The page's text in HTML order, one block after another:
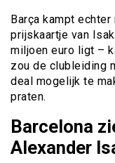
Barça kampt
prijskaartje van
miljoen euro ligt –
zou de clubleiding
deal mogelijk te
praten.
Barcelona
Alexander